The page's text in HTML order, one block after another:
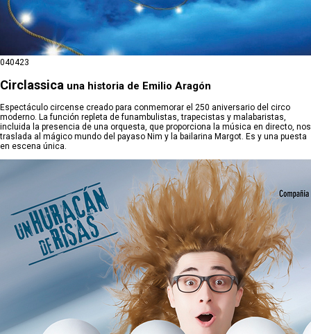
040423
Circlassica una historia de Emilio Aragón
Espectáculo circense creado para conmemorar el 250 aniversario del circo
moderno. La función repleta de funambulistas, trapecistas y malabaristas,
incluida la presencia de una orquesta, que proporciona la música en directo, nos
traslada al mágico mundo del payaso Nim y la bailarina Margot. Es y una puesta
en escena única.